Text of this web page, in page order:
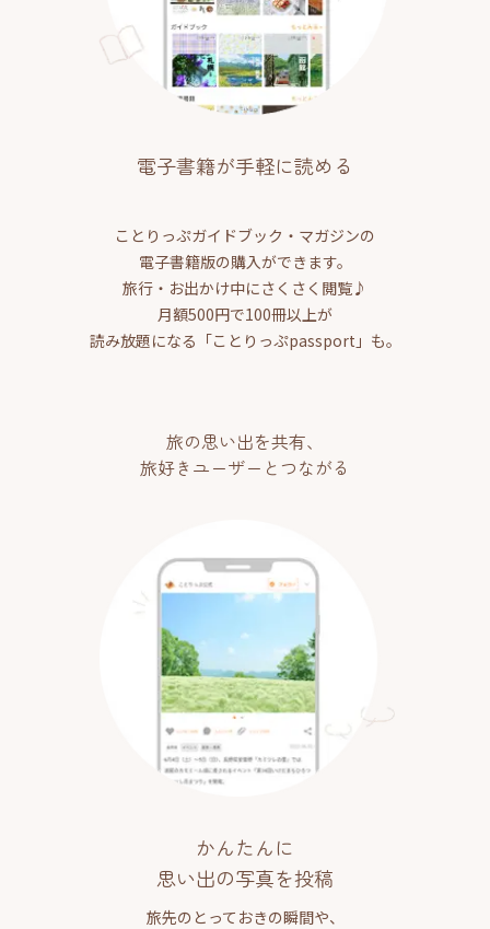
電子書籍が手軽に読める
ことりっぷガイドブック・マガジンの
電子書籍版の購入ができます。
旅行・お出かけ中にさくさく閲覧♪
月額500円で100冊以上が
読み放題になる「ことりっぷpassport」も。
旅の思い出を共有、
旅好きユーザーとつながる
かんたんに
思い出の写真を投稿
旅先のとっておきの瞬間や、